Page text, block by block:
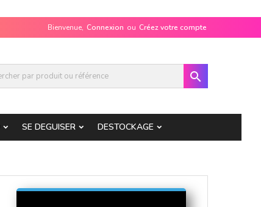
Bienvenue, Connexion ou Créez votre compte

SE DEGUISER DESTOCKAGE